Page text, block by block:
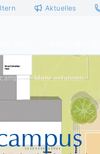
Aktuelles
- Mehr erfahren